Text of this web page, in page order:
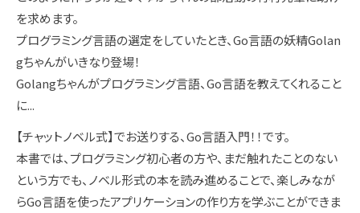
を求めます。
プログラミング言語の選定をしていたとき、Go言語の妖精Golan
gちゃんがいきなり登場！
Golangちゃんがプログラミング言語、Go言語を教えてくれること
に...
【チャットノベル式】でお送りする、Go言語入門！！です。
本書では、プログラミング初心者の方や、まだ触れたことのない
という方でも、ノベル形式の本を読み進めることで、楽しみなが
らGo言語を使ったアプリケーションの作り方を学ぶことができま